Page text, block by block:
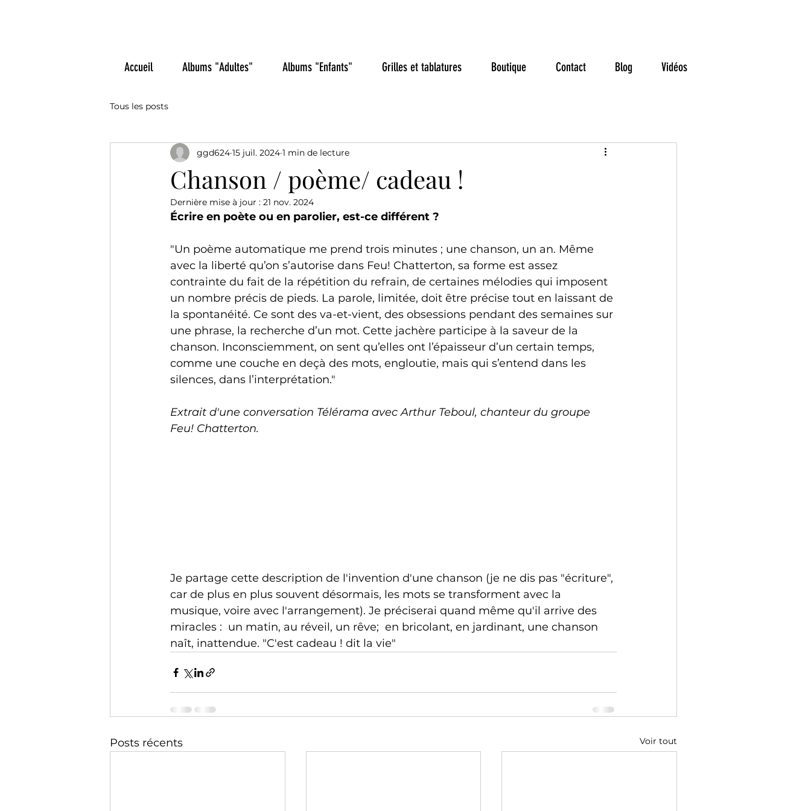
Accueil Albums "Adultes" Albums "Enfants" Grilles et tablatures Boutique Contact Blog Vidéos
Tous les posts
Chanson / poème/ cadeau !
ggd624 15 juil. 2024 1 min de lecture
Dernière mise à jour : 21 nov. 2024
Écrire en poète ou en parolier, est-ce différent ?
"Un poème automatique me prend trois minutes ; une chanson, un an. Même
avec la liberté qu’on s’autorise dans Feu! Chatterton, sa forme est assez
contrainte du fait de la répétition du refrain, de certaines mélodies qui imposent
un nombre précis de pieds. La parole, limitée, doit être précise tout en laissant de
la spontanéité. Ce sont des va-et-vient, des obsessions pendant des semaines sur
une phrase, la recherche d’un mot. Cette jachère participe à la saveur de la
chanson. Inconsciemment, on sent qu’elles ont l’épaisseur d’un certain temps,
comme une couche en deçà des mots, engloutie, mais qui s’entend dans les
silences, dans l’interprétation."
Extrait d'une conversation Télérama avec Arthur Teboul, chanteur du groupe
Feu! Chatterton.
Je partage cette description de l'invention d'une chanson (je ne dis pas "écriture",
car de plus en plus souvent désormais, les mots se transforment avec la
musique, voire avec l'arrangement). Je préciserai quand même qu'il arrive des
miracles :  un matin, au réveil, un rêve;  en bricolant, en jardinant, une chanson
naît, inattendue. "C'est cadeau ! dit la vie"
Posts récents Voir tout